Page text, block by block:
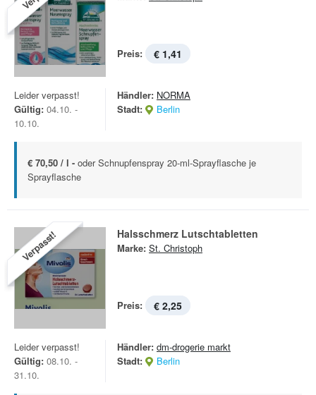
Preis: € 1,41
Leider verpasst!
Gültig: 04.10. -
10.10.
Händler: NORMA
Stadt:
Berlin
€ 70,50 / l - oder Schnupfenspray 20-ml-Sprayflasche je
Sprayflasche
Verpasst! Halsschmerz Lutschtabletten
Marke: St. Christoph
Preis: € 2,25
Leider verpasst!
Gültig: 08.10. -
31.10.
Händler: dm-drogerie markt
Stadt:
Berlin